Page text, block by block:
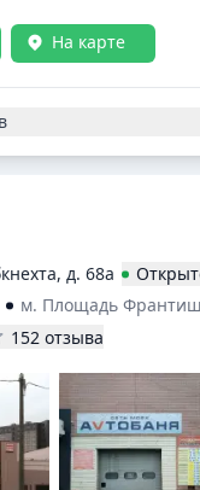
На карте
д. 68а
м. Площадь
152 отзыва